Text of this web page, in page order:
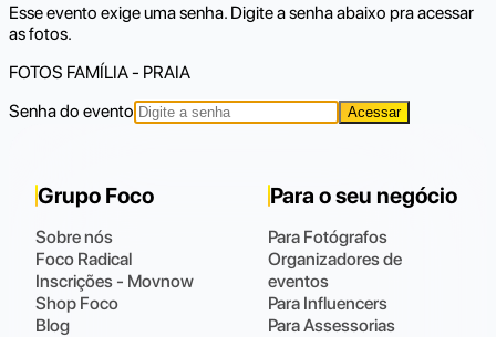
Esse evento exige uma senha. Digite a senha abaixo pra acessar
as fotos.
FOTOS FAMÍLIA - PRAIA
Senha do evento
Acessar
Grupo Foco
Sobre nós
Foco Radical
Inscrições - Movnow
Shop Foco
Blog
Para o seu negócio
Para Fotógrafos
Organizadores de
eventos
Para Influencers
Para Assessorias